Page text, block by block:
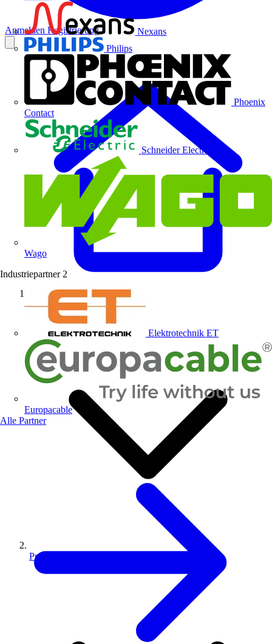
Nexans
Philips
Phoenix
Contact
Schneider Electric
Wago
Industriepartner 2
Elektrotechnik ET
Europacable
Alle Partner
Anmelden Registrierung
Startseite
Produkte